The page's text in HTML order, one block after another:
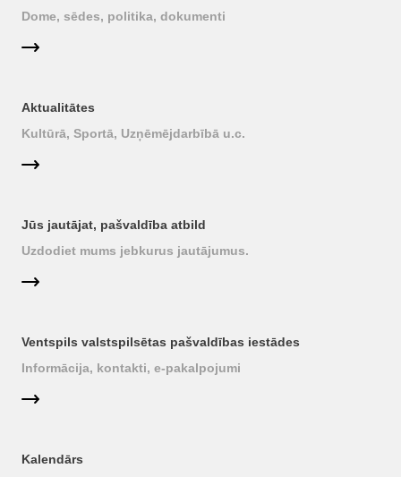
Dome, sēdes, politika, dokumenti
Aktualitātes
Kultūrā, Sportā, Uzņēmējdarbībā u.c.
Jūs jautājat, pašvaldība atbild
Uzdodiet mums jebkurus jautājumus.
Ventspils valstspilsētas pašvaldības iestādes
Informācija, kontakti, e-pakalpojumi
Kalendārs